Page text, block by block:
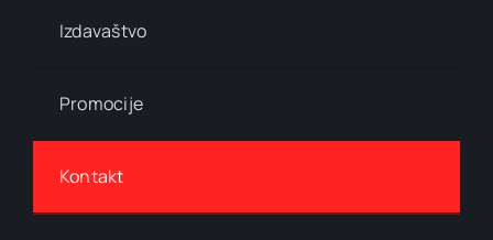
Izdavaštvo
Promocije
Kontakt